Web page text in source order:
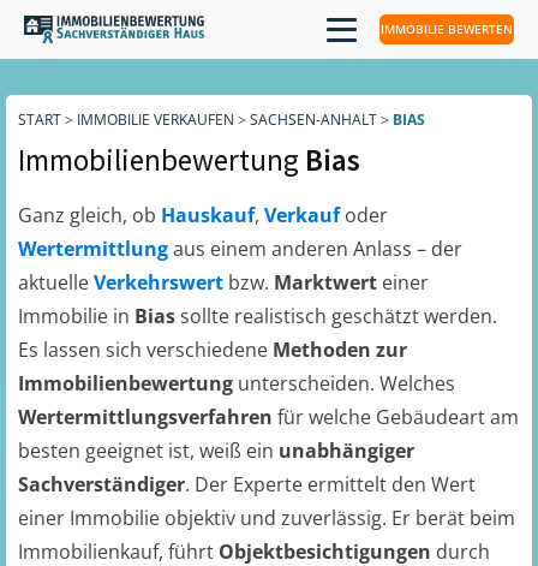
IMMOBILIE BEWERTEN
START> IMMOBILIE VERKAUFEN > SACHSEN-ANHALT> BIAS
Immobilienbewertung Bias
Ganz gleich, ob Hauskauf, Verkaufoder
Wertermittlungaus einem anderen Anlass – der
aktuelleVerkehrswert bzw. Marktwert einer
Immobilie in Biassollte realistisch geschätzt werden.
Es lassen sich verschiedene Methoden zur
Immobilienbewertung unterscheiden. Welches
Wertermittlungsverfahren für welche Gebäudeart am
besten geeignet ist, weiß ein unabhängiger
Sachverständiger. Der Experte ermittelt den Wert
einer Immobilie objektiv und zuverlässig. Er berät beim
Immobilienkauf, führt Objektbesichtigungen durch